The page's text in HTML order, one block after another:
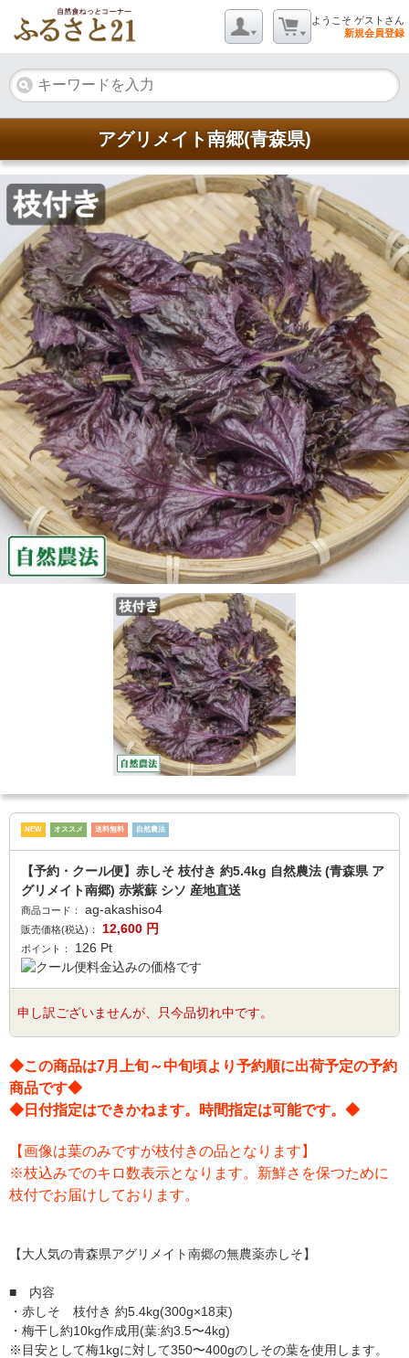
ようこそ ゲストさん
新規会員登録
アグリメイト南郷(青森県)
NEW オススメ 送料無料 自然農法
【予約・クール便】赤しそ 枝付き 約5.4kg 自然農法 (青森県 ア
グリメイト南郷) 赤紫蘇 シソ 産地直送
商品コード： ag-akashiso4
販売価格(税込)： 12,600 円
ポイント： 126 Pt
申し訳ございませんが、只今品切れ中です。
◆この商品は7月上旬～中旬頃より予約順に出荷予定の予約
商品です◆
◆日付指定はできかねます。時間指定は可能です。◆
【画像は葉のみですが枝付きの品となります】
※枝込みでのキロ数表示となります。新鮮さを保つために
枝付でお届けしております。
【大人気の青森県アグリメイト南郷の無農薬赤しそ】
■ 内容
・赤しそ 枝付き 約5.4kg(300g×18束)
・梅干し約10kg作成用(葉:約3.5〜4kg)
※目安として梅1kgに対して350〜400gのしその葉を使用します。